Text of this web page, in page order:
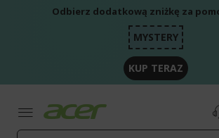
Odbierz dodatkową zniżkę za
MYSTERY
KUP TERAZ